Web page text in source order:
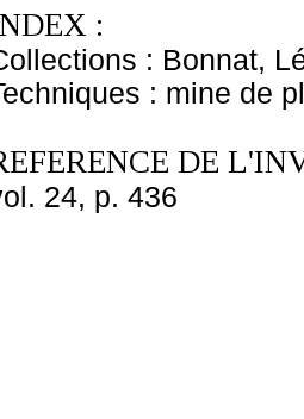
:
: Bonnat,
: mine de
DE
24, p. 436